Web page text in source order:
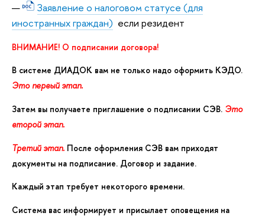
Заявление о налоговом статусе (для
иностранных граждан) если резидент
ВНИМАНИЕ! О подписании договора!
В системе ДИАДОК вам не только надо оформить КЭДО.
Это первый этап.
Затем вы получаете приглашение о подписании СЭВ. Это
второй этап.
Третий этап. После оформления СЭВ вам приходят
документы на подписание. Договор и задание.
Каждый этап требует некоторого времени.
Система вас информирует и присылает оповещения на